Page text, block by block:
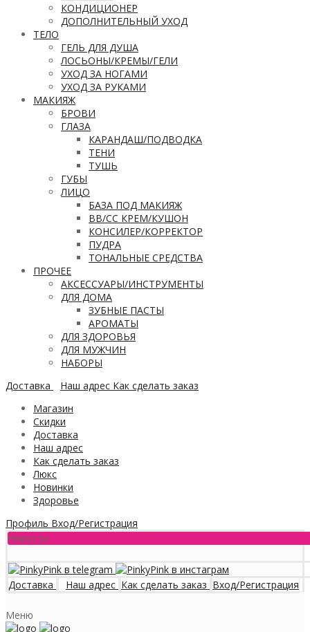
КОНДИЦИОНЕР
ДОПОЛНИТЕЛЬНЫЙ УХОД
ТЕЛО
ГЕЛЬ ДЛЯ ДУША
ЛОСЬОНЫ/КРЕМЫ/ГЕЛИ
УХОД ЗА НОГАМИ
УХОД ЗА РУКАМИ
МАКИЯЖ
БРОВИ
ГЛАЗА
КАРАНДАШ/ПОДВОДКА
ТЕНИ
ТУШЬ
ГУБЫ
ЛИЦО
БАЗА ПОД МАКИЯЖ
ВВ/CC КРЕМ/КУШОН
КОНСИЛЕР/КОРРЕКТОР
ПУДРА
ТОНАЛЬНЫЕ СРЕДСТВА
ПРОЧЕЕ
АКСЕССУАРЫ/ИНСТРУМЕНТЫ
ДЛЯ ДОМА
ЗУБНЫЕ ПАСТЫ
АРОМАТЫ
ДЛЯ ЗДОРОВЬЯ
ДЛЯ МУЖЧИН
НАБОРЫ
Доставка
Наш адрес Как сделать заказ
Магазин
Скидки
Доставка
Наш адрес
Как сделать заказ
Люкс
Новинки
Здоровье
Профиль Вход/Регистрация
Новости
Доставка Наш адрес Как сделать заказ Вход/Регистрация
Меню